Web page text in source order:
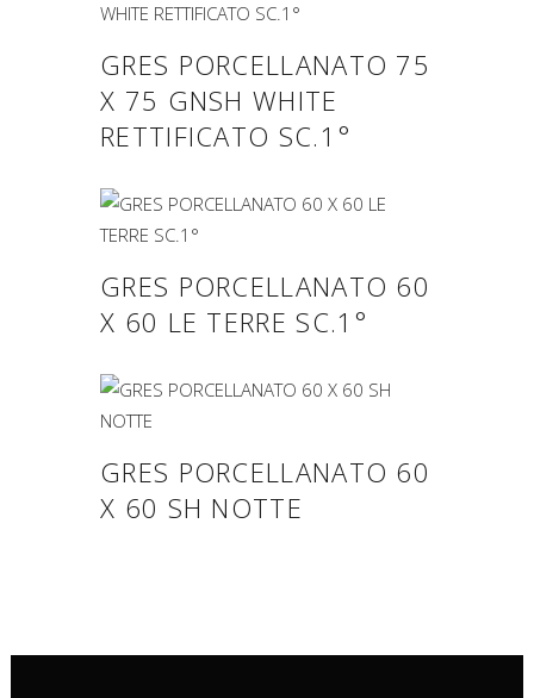
GRES PORCELLANATO 75
X 75 GNSH WHITE
RETTIFICATO SC.1°
GRES PORCELLANATO 60
X 60 LE TERRE SC.1°
GRES PORCELLANATO 60
X 60 SH NOTTE